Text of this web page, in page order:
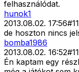
felhasználódat.
hunok1
2013.08.02. 17:56#
de hoszton nincs
bomba1986
2013.08.02. 16:52#
Én kaptam egy